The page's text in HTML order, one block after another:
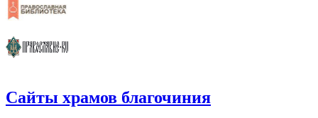
Сайты храмов благочиния